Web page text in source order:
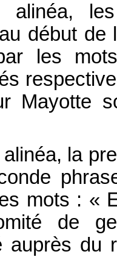
alinéa,
début
les
Mayotte
la
mots : «
de
auprès du